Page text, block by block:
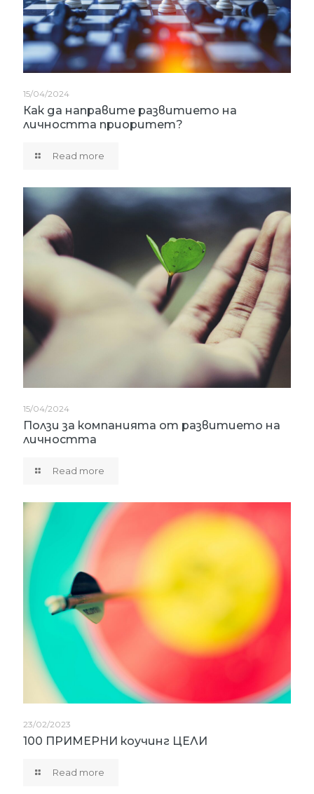
15/04/2024
Как да направите развитието на
личността приоритет?
Read more
15/04/2024
Ползи за компанията от развитието на
личността
Read more
23/02/2023
100 ПРИМЕРНИ коучинг ЦЕЛИ
Read more